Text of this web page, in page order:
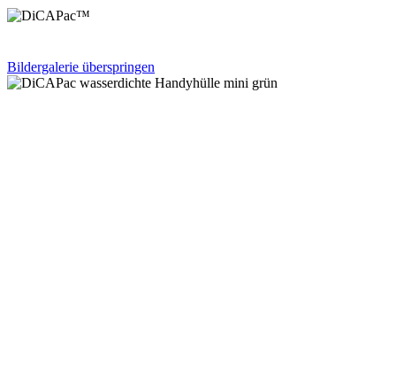
Bildergalerie überspringen